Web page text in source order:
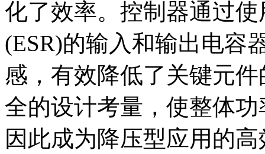
化了效率。控制器通过
(ESR)的输入和输出电容
感，有效降低了关键元
全的设计考量，使整体
因此成为降压型应用的